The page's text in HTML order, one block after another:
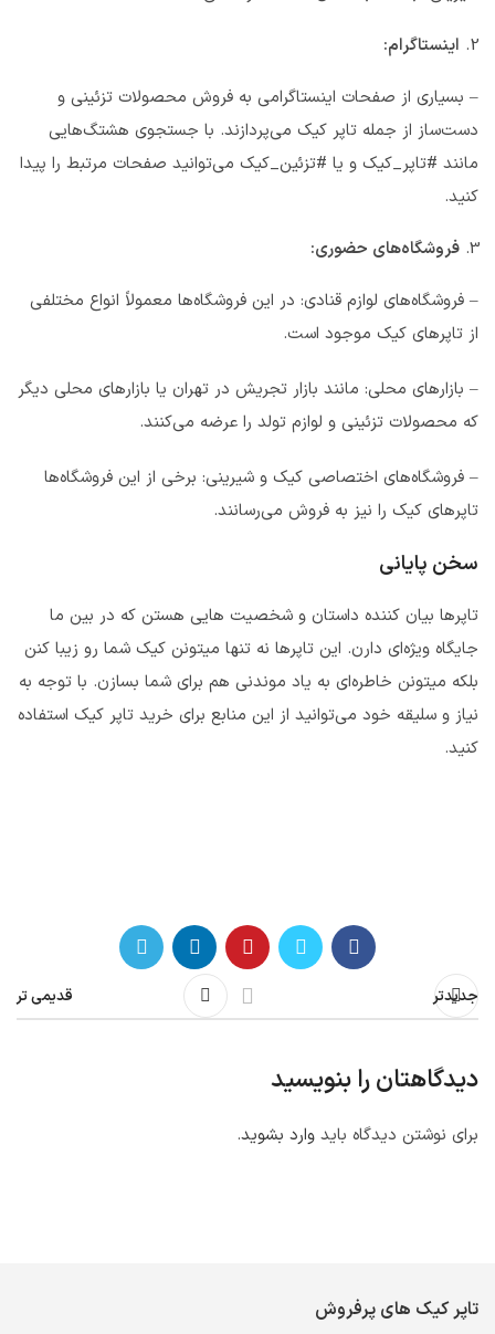
اینستاگرام:
– بسیاری از صفحات اینستاگرامی به فروش محصولات تزئینی و
دست‌ساز از جمله تاپر کیک می‌پردازند. با جستجوی هشتگ‌هایی
مانند #تاپر_کیک و یا #تزئین_کیک می‌توانید صفحات مرتبط را پیدا
کنید.
فروشگاه‌های حضوری:
– فروشگاه‌های لوازم قنادی: در این فروشگاه‌ها معمولاً انواع مختلفی
از تاپرهای کیک موجود است.
– بازارهای محلی: مانند بازار تجریش در تهران یا بازارهای محلی دیگر
که محصولات تزئینی و لوازم تولد را عرضه می‌کنند.
– فروشگاه‌های اختصاصی کیک و شیرینی: برخی از این فروشگاه‌ها
تاپرهای کیک را نیز به فروش می‌رسانند.
سخن پایانی
تاپرها بیان کننده داستان و شخصیت هایی هستن که در بین ما
جایگاه ویژه‌ای دارن. این تاپرها نه تنها میتونن کیک شما رو زیبا کنن
بلکه میتونن خاطره‌ای به یاد موندنی هم برای شما بسازن. با توجه به
نیاز و سلیقه خود می‌توانید از این منابع برای خرید تاپر کیک استفاده
کنید.
جدیدتر قدیمی تر
دیدگاهتان را بنویسید
برای نوشتن دیدگاه باید وارد بشوید.
تاپر کیک های پرفروش